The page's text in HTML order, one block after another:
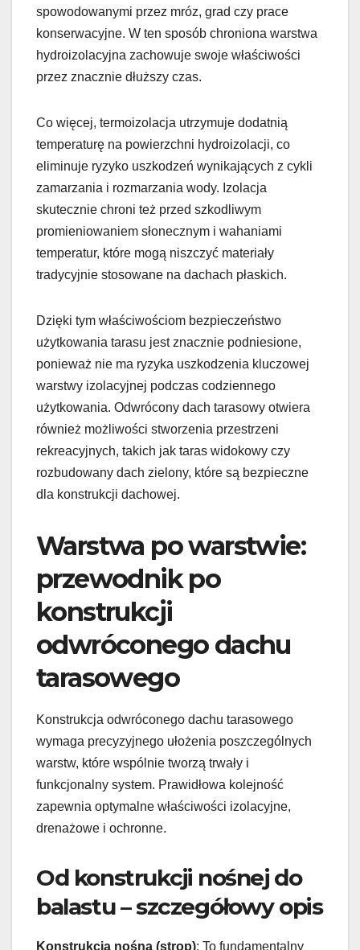
spowodowanymi przez mróz, grad czy prace
konserwacyjne. W ten sposób chroniona warstwa
hydroizolacyjna zachowuje swoje właściwości
przez znacznie dłuższy czas.
Co więcej, termoizolacja utrzymuje dodatnią
temperaturę na powierzchni hydroizolacji, co
eliminuje ryzyko uszkodzeń wynikających z cykli
zamarzania i rozmarzania wody. Izolacja
skutecznie chroni też przed szkodliwym
promieniowaniem słonecznym i wahaniami
temperatur, które mogą niszczyć materiały
tradycyjnie stosowane na dachach płaskich.
Dzięki tym właściwościom bezpieczeństwo
użytkowania tarasu jest znacznie podniesione,
ponieważ nie ma ryzyka uszkodzenia kluczowej
warstwy izolacyjnej podczas codziennego
użytkowania. Odwrócony dach tarasowy otwiera
również możliwości stworzenia przestrzeni
rekreacyjnych, takich jak taras widokowy czy
rozbudowany dach zielony, które są bezpieczne
dla konstrukcji dachowej.
Warstwa po warstwie:
przewodnik po
konstrukcji
odwróconego dachu
tarasowego
Konstrukcja odwróconego dachu tarasowego
wymaga precyzyjnego ułożenia poszczególnych
warstw, które wspólnie tworzą trwały i
funkcjonalny system. Prawidłowa kolejność
zapewnia optymalne właściwości izolacyjne,
drenażowe i ochronne.
Od konstrukcji nośnej do
balastu – szczegółowy opis
Konstrukcja nośna (strop): To fundamentalny